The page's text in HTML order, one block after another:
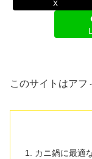
X
このサイトはアフ
カニ鍋に最適